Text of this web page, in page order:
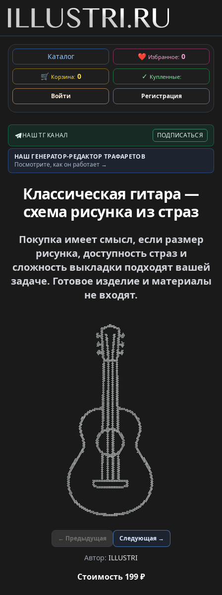
Каталог ❤ Избранное: 0
🛒 Корзина: 0 ✓ Купленные:
Войти Регистрация
Telegram-канал
НАШ ТГ КАНАЛ ПОДПИСАТЬСЯ
Генератор трафаретов
НАШ ГЕНЕРАТОР-РЕДАКТОР ТРАФАРЕТОВ
Посмотрите, как он работает →
Классическая гитара —
схема рисунка из страз
Покупка имеет смысл, если размер
рисунка, доступность страз и
сложность выкладки подходят вашей
задаче. Готовое изделие и материалы
не входят.
← Предыдущая Следующая →
Автор: ILLUSTRI
Стоимость 199 ₽